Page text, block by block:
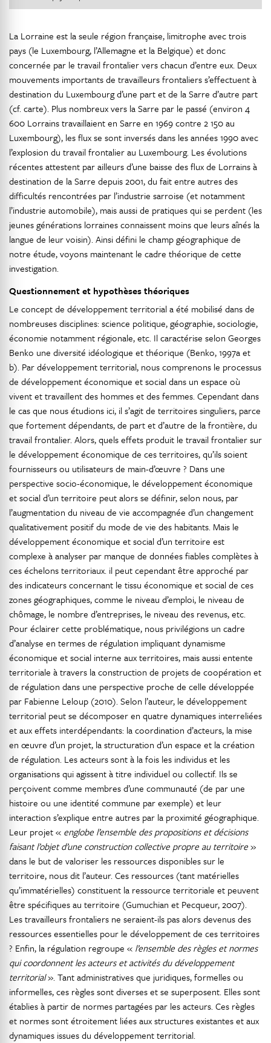
La Lorraine est la seule région française, limitrophe avec trois
pays (le Luxembourg, l’Allemagne et la Belgique) et donc
concernée par le travail frontalier vers chacun d’entre eux. Deux
mouvements importants de travailleurs frontaliers s’effectuent à
destination du Luxembourg d’une part et de la Sarre d’autre part
(cf. carte). Plus nombreux vers la Sarre par le passé (environ 4
600 Lorrains travaillaient en Sarre en 1969 contre 2 150 au
Luxembourg), les flux se sont inversés dans les années 1990 avec
l’explosion du travail frontalier au Luxembourg. Les évolutions
récentes attestent par ailleurs d’une baisse des flux de Lorrains à
destination de la Sarre depuis 2001, du fait entre autres des
difficultés rencontrées par l’industrie sarroise (et notamment
l’industrie automobile), mais aussi de pratiques qui se perdent (les
jeunes générations lorraines connaissent moins que leurs aînés la
langue de leur voisin). Ainsi défini le champ géographique de
notre étude, voyons maintenant le cadre théorique de cette
investigation.
Questionnement et hypothèses théoriques
Le concept de développement territorial a été mobilisé dans de
nombreuses disciplines: science politique, géographie, sociologie,
économie notamment régionale, etc. Il caractérise selon Georges
Benko une diversité idéologique et théorique (Benko, 1997a et
b). Par développement territorial, nous comprenons le processus
de développement économique et social dans un espace où
vivent et travaillent des hommes et des femmes. Cependant dans
le cas que nous étudions ici, il s’agit de territoires singuliers, parce
que fortement dépendants, de part et d’autre de la frontière, du
travail frontalier. Alors, quels effets produit le travail frontalier sur
le développement économique de ces territoires, qu’ils soient
fournisseurs ou utilisateurs de main-d’œuvre ? Dans une
perspective socio-économique, le développement économique
et social d’un territoire peut alors se définir, selon nous, par
l’augmentation du niveau de vie accompagnée d’un changement
qualitativement positif du mode de vie des habitants. Mais le
développement économique et social d’un territoire est
complexe à analyser par manque de données fiables complètes à
ces échelons territoriaux. il peut cependant être approché par
des indicateurs concernant le tissu économique et social de ces
zones géographiques, comme le niveau d’emploi, le niveau de
chômage, le nombre d’entreprises, le niveau des revenus, etc.
Pour éclairer cette problématique, nous privilégions un cadre
d’analyse en termes de régulation impliquant dynamisme
économique et social interne aux territoires, mais aussi entente
territoriale à travers la construction de projets de coopération et
de régulation dans une perspective proche de celle développée
par Fabienne Leloup (2010). Selon l’auteur, le développement
territorial peut se décomposer en quatre dynamiques interreliées
et aux effets interdépendants: la coordination d’acteurs, la mise
en œuvre d’un projet, la structuration d’un espace et la création
de régulation. Les acteurs sont à la fois les individus et les
organisations qui agissent à titre individuel ou collectif. Ils se
perçoivent comme membres d’une communauté (de par une
histoire ou une identité commune par exemple) et leur
interaction s’explique entre autres par la proximité géographique.
Leur projet « englobe l’ensemble des propositions et décisions
faisant l’objet d’une construction collective propre au territoire»
dans le but de valoriser les ressources disponibles sur le
territoire, nous dit l’auteur. Ces ressources (tant matérielles
qu’immatérielles) constituent la ressource territoriale et peuvent
être spécifiques au territoire (Gumuchian et Pecqueur, 2007).
Les travailleurs frontaliers ne seraient-ils pas alors devenus des
ressources essentielles pour le développement de ces territoires
? Enfin, la régulation regroupe « l’ensemble des règles et normes
qui coordonnent les acteurs et activités du développement
territorial». Tant administratives que juridiques, formelles ou
informelles, ces règles sont diverses et se superposent. Elles sont
établies à partir de normes partagées par les acteurs. Ces règles
et normes sont étroitement liées aux structures existantes et aux
dynamiques issues du développement territorial.